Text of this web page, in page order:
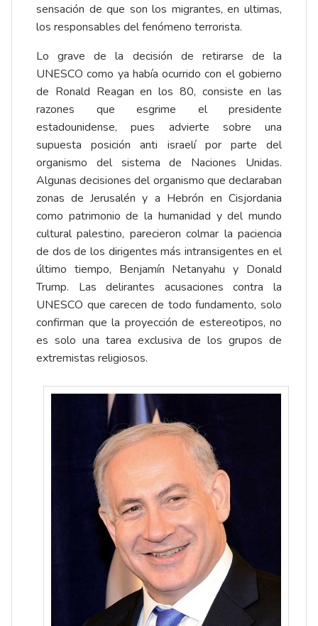
sensación de que son los migrantes, en ultimas,
los responsables del fenómeno terrorista.
Lo grave de la decisión de retirarse de la
UNESCO como ya había ocurrido con el gobierno
de Ronald Reagan en los 80, consiste en las
razones que esgrime el presidente
estadounidense, pues advierte sobre una
supuesta posición anti israelí por parte del
organismo del sistema de Naciones Unidas.
Algunas decisiones del organismo que declaraban
zonas de Jerusalén y a Hebrón en Cisjordania
como patrimonio de la humanidad y del mundo
cultural palestino, parecieron colmar la paciencia
de dos de los dirigentes más intransigentes en el
último tiempo, Benjamín Netanyahu y Donald
Trump. Las delirantes acusaciones contra la
UNESCO que carecen de todo fundamento, solo
confirman que la proyección de estereotipos, no
es solo una tarea exclusiva de los grupos de
extremistas religiosos.